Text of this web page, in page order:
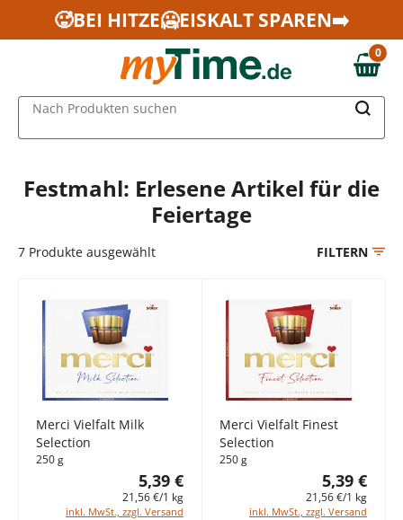
Zum Hauptinhalt springen
Zur Navigation springen
Zur Suche springen
🥵BEI HITZE🥶EISKALT SPAREN➡️
0,00 €
0
Nach Produkten suchen
Festmahl: Erlesene Artikel für die
Feiertage
7 Produkte ausgewählt FILTERN
Merci Vielfalt Milk
Selection
250 g
5,39 €
21,56 €/1 kg
inkl. MwSt., zzgl. Versand
Merci Vielfalt Finest
Selection
250 g
5,39 €
21,56 €/1 kg
inkl. MwSt., zzgl. Versand